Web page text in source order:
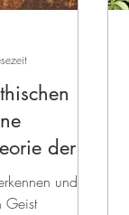
der
und
Geist